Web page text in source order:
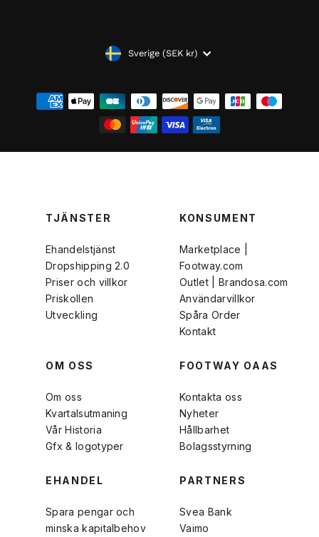
VALUTASverige (SEK kr)
TJÄNSTER
Ehandelstjänst
Dropshipping 2.0
Priser och villkor
Priskollen
Utveckling
KONSUMENT
Marketplace |
Footway.com
Outlet | Brandosa.com
Användarvillkor
Spåra Order
Kontakt
OM OSS
Om oss
Kvartalsutmaning
Vår Historia
Gfx & logotyper
FOOTWAY OAAS
Kontakta oss
Nyheter
Hållbarhet
Bolagsstyrning
EHANDEL
Spara pengar och
minska kapitalbehov
PARTNERS
Svea Bank
Vaimo